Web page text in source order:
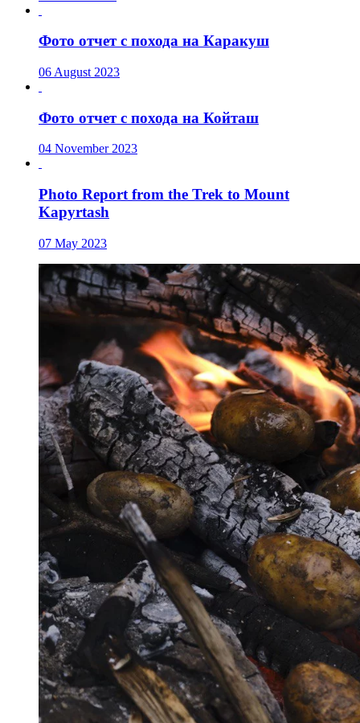
Фото отчет с похода на Каракуш
06 August 2023
Фото отчет с похода на Койташ
04 November 2023
Photo Report from the Trek to Mount
Kapyrtash
07 May 2023